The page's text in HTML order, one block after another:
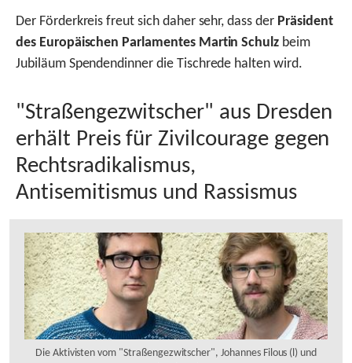
Der Förderkreis freut sich daher sehr, dass der Präsident
des Europäischen ParlamentesMartin Schulz beim
Jubiläum Spendendinner die Tischrede halten wird.
"Straßengezwitscher" aus Dresden
erhält Preis für Zivilcourage gegen
Rechtsradikalismus,
Antisemitismus und Rassismus
Die Aktivisten vom "Straßengezwitscher", Johannes Filous (l) und